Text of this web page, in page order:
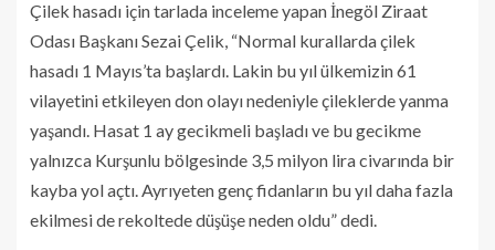
Çilek hasadı için tarlada inceleme yapan İnegöl Ziraat
Odası Başkanı Sezai Çelik, “Normal kurallarda çilek
hasadı 1 Mayıs’ta başlardı. Lakin bu yıl ülkemizin 61
vilayetini etkileyen don olayı nedeniyle çileklerde yanma
yaşandı. Hasat 1 ay gecikmeli başladı ve bu gecikme
yalnızca Kurşunlu bölgesinde 3,5 milyon lira civarında bir
kayba yol açtı. Ayrıyeten genç fidanların bu yıl daha fazla
ekilmesi de rekoltede düşüşe neden oldu” dedi.